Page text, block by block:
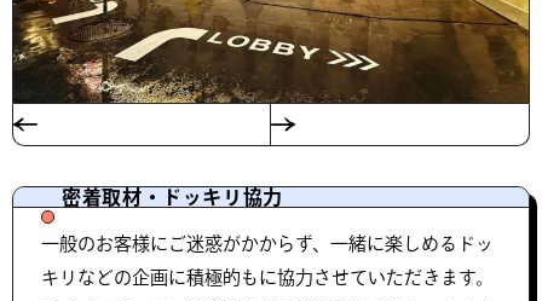
密着取材・ドッキリ協力
一般のお客様にご迷惑がかからず、一緒に楽しめるドッ
キリなどの企画に積極的もに協力させていただきます。